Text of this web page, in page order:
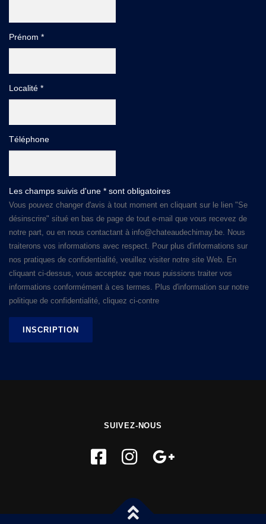
Prénom *
Localité *
Téléphone
Les champs suivis d'une * sont obligatoires
Vous pouvez changer d'avis à tout moment en cliquant sur le lien "Se
désinscrire" situé en bas de page de tout e-mail que vous recevez de
notre part, ou en nous contactant à info@chateaudechimay.be. Nous
traiterons vos informations avec respect. Pour plus d'informations sur
nos pratiques de confidentialité, veuillez visiter notre site Web. En
cliquant ci-dessus, vous acceptez que nous puissions traiter vos
informations conformément à ces termes. Plus d'information sur notre
politique de confidentialité, cliquez ci-contre
SUIVEZ-NOUS